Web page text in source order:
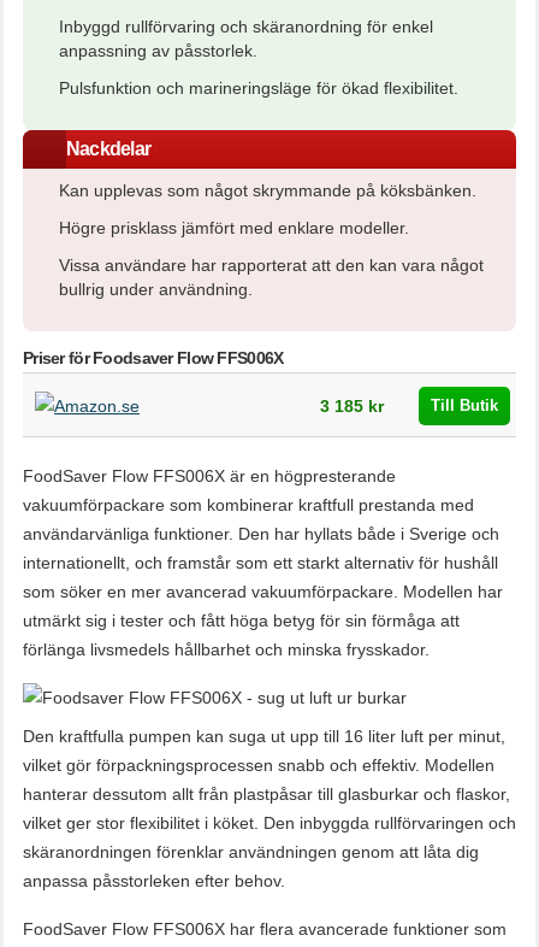
Inbyggd rullförvaring och skäranordning för enkel
anpassning av påsstorlek.
Pulsfunktion och marineringsläge för ökad flexibilitet.
Nackdelar
Kan upplevas som något skrymmande på köksbänken.
Högre prisklass jämfört med enklare modeller.
Vissa användare har rapporterat att den kan vara något
bullrig under användning.
Priser för Foodsaver Flow FFS006X
Butik
3 185 kr Till Butik
FoodSaver Flow FFS006X är en högpresterande
vakuumförpackare som kombinerar kraftfull prestanda med
användarvänliga funktioner. Den har hyllats både i Sverige och
internationellt, och framstår som ett starkt alternativ för hushåll
som söker en mer avancerad vakuumförpackare. Modellen har
utmärkt sig i tester och fått höga betyg för sin förmåga att
förlänga livsmedels hållbarhet och minska frysskador.
Den kraftfulla pumpen kan suga ut upp till 16 liter luft per minut,
vilket gör förpackningsprocessen snabb och effektiv. Modellen
hanterar dessutom allt från plastpåsar till glasburkar och flaskor,
vilket ger stor flexibilitet i köket. Den inbyggda rullförvaringen och
skäranordningen förenklar användningen genom att låta dig
anpassa påsstorleken efter behov.
FoodSaver Flow FFS006X har flera avancerade funktioner som